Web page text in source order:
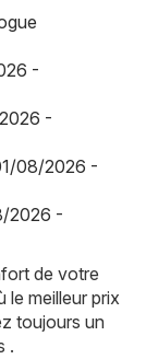
-
-
08/2026 -
2026 -
de votre
le meilleur prix
toujours un
.